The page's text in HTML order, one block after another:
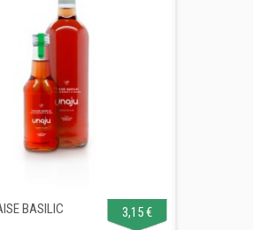
BASILIC 3,15 €